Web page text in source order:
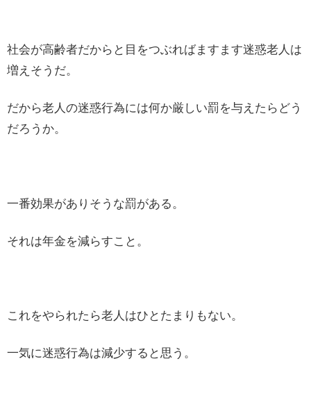
社会が高齢者だからと目をつぶればますます迷惑老人は
増えそうだ。
だから老人の迷惑行為には何か厳しい罰を与えたらどう
だろうか。
一番効果がありそうな罰がある。
それは年金を減らすこと。
これをやられたら老人はひとたまりもない。
一気に迷惑行為は減少すると思う。